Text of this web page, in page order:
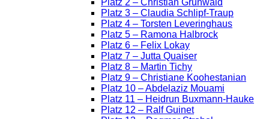
Platz 2 – Christian Grunwald
Platz 3 – Claudia Schlipf-Traup
Platz 4 – Torsten Leveringhaus
Platz 5 – Ramona Halbrock
Platz 6 – Felix Lokay
Platz 7 – Jutta Quaiser
Platz 8 – Martin Tichy
Platz 9 – Christiane Koohestanian
Platz 10 – Abdelaziz Mouami
Platz 11 – Heidrun Buxmann-Hauke
Platz 12 – Ralf Guinet